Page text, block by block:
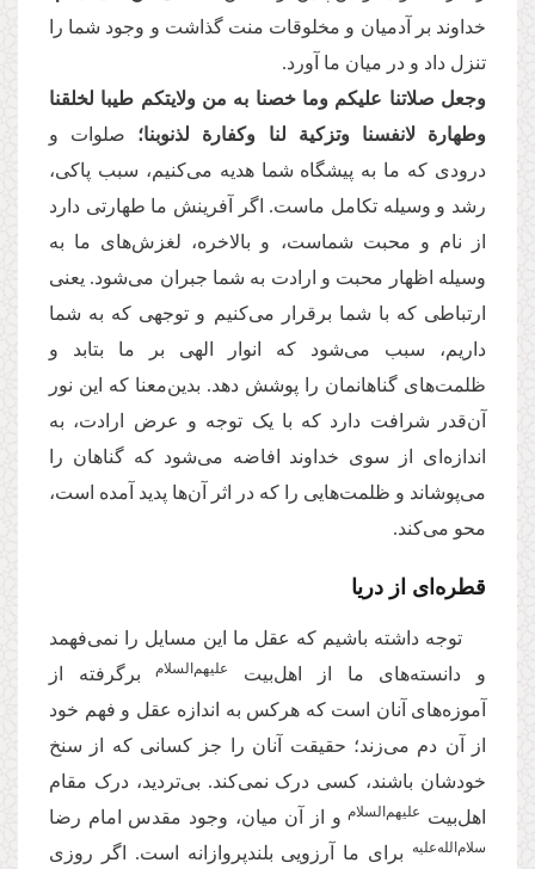
خداوند بر آدمیان و مخلوقات منت گذاشت و وجود شما را
تنزل داد و در میان ما آورد.
وجعل صلاتنا علیکم وما خصنا به من ولایتکم طیبا لخلقنا
وطهارة لانفسنا وتزکیة لنا وکفارة لذنوبنا؛ صلوات و
درودی که ما به پیشگاه شما هدیه می‌کنیم، سبب پاکی،
رشد و وسیله تکامل ماست. اگر آفرینش ما طهارتی دارد
از نام و محبت شماست، و بالاخره، لغزش‌های ما به
وسیله اظهار محبت و ارادت به شما جبران می‌شود. یعنی
ارتباطی که با شما برقرار می‌کنیم و توجهی که به شما
داریم، سبب می‌شود که انوار الهی بر ما بتابد و
ظلمت‌های گناهانمان را پوشش دهد. بدین‌معنا که این نور
آن‌قدر شرافت دارد که با یک توجه و عرض ارادت، به
اندازه‌ای از سوی خداوند افاضه می‌شود که گناهان را
می‌پوشاند و ظلمت‌هایی را که در اثر آن‌ها پدید آمده است،
محو می‌کند.
قطره‌ای از دریا
توجه داشته باشیم که عقل ما این مسایل را نمی‌فهمد
و دانسته‌های ما از اهل‌بیت
علیهم‌السلامبرگرفته از
آموزه‌های آنان است که هرکس به اندازه عقل و فهم خود
از آن دم می‌زند؛ حقیقت آنان را جز کسانی که از سنخ
خودشان باشند، کسی درک نمی‌کند. بی‌تردید، درک مقام
اهل‌بیت علیهم‌السلامو از آن میان، وجود مقدس امام رضا
سلام‌الله‌علیه
برای ما آرزویی بلندپروازانه است. اگر روزی